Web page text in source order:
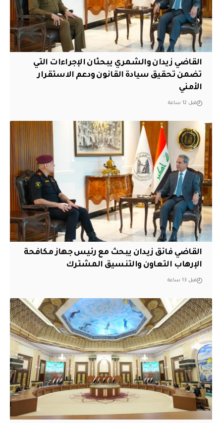
القاضي زيدان والشمري يبحثان الإجراءات التي
تضمن تحقيق سيادة القانون ودعم الاستقرار
الأمني
قبل 12 ساعة
القاضي فائق زيدان يبحث مع رئيس جهاز مكافحة
الإرهاب التعاون والتنسيق المشترك
قبل 13 ساعة